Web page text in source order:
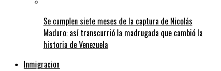
Se cumplen siete meses de la captura de Nicolás
Maduro: así transcurrió la madrugada que cambió la
historia de Venezuela
Inmigracion